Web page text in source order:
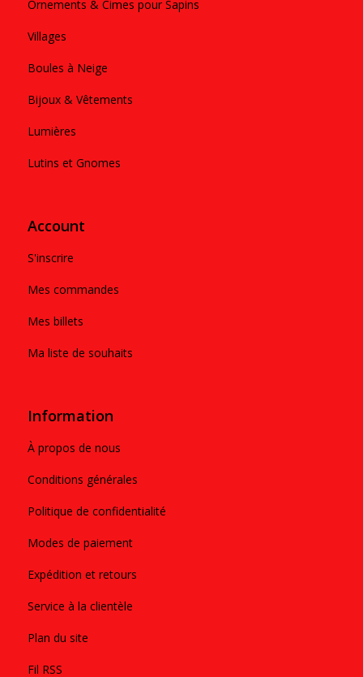
Ornements & Cimes pour Sapins
Villages
Boules à Neige
Bijoux & Vêtements
Lumières
Lutins et Gnomes
Account
S'inscrire
Mes commandes
Mes billets
Ma liste de souhaits
Information
À propos de nous
Conditions générales
Politique de confidentialité
Modes de paiement
Expédition et retours
Service à la clientèle
Plan du site
Fil RSS